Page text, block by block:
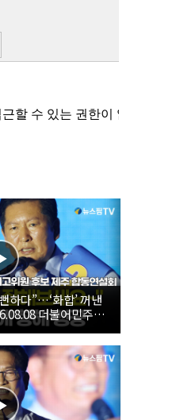
하다”…‘화합’ 꺼낸
더불어민주당
주 합동연설회